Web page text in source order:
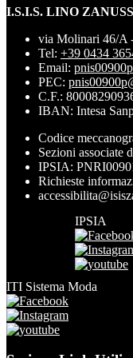
I.S.I.S. LINO
via Molinari 46/A
Tel: +39 0434
Email:
PEC:
C.F.:
IBAN: Intesa
Codice
Sezioni associate
IPSIA:
Richieste
IPSIA
ITI Sistema Moda